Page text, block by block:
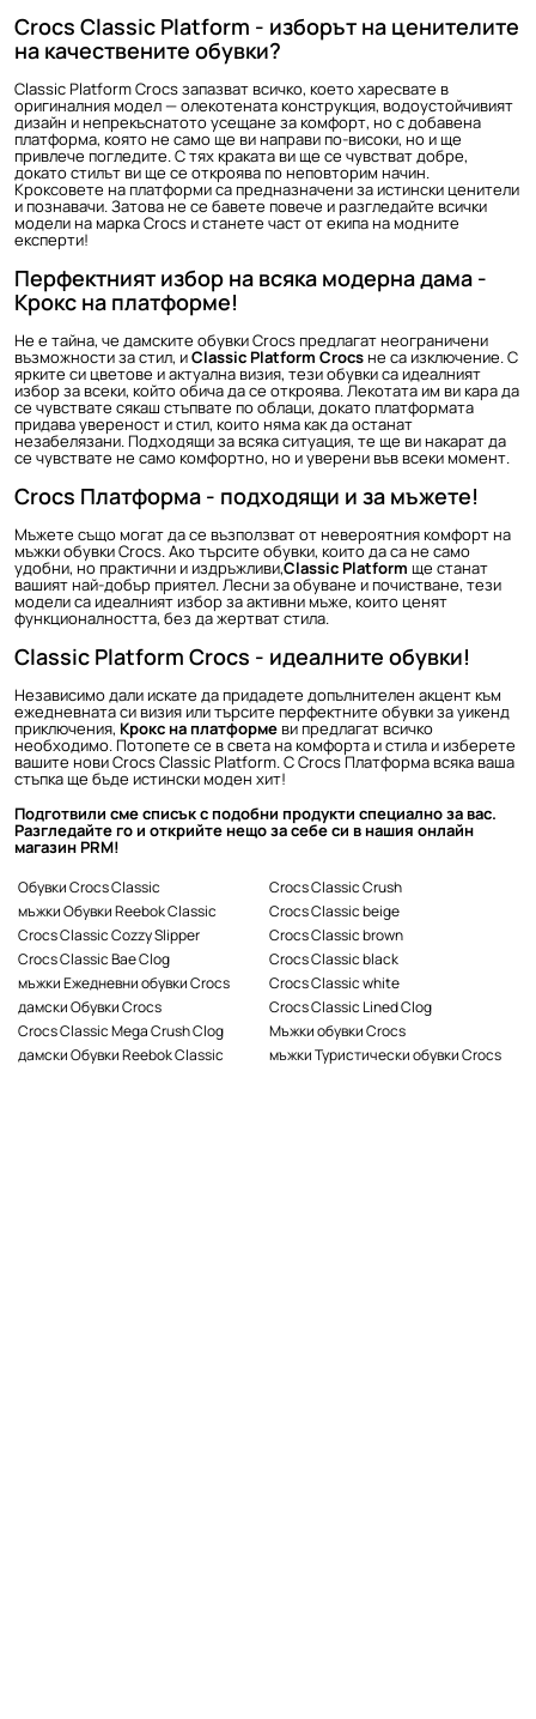
Crocs Classic Platform - изборът на ценителите
на качествените обувки?
Classic Platform Crocs запазват всичко, което харесвате в
оригиналния модел — олекотената конструкция, водоустойчивият
дизайн и непрекъснатото усещане за комфорт, но с добавена
платформа, която не само ще ви направи по-високи, но и ще
привлече погледите. С тях краката ви ще се чувстват добре,
докато стилът ви ще се откроява по неповторим начин.
Кроксовете на платформи са предназначени за истински ценители
и познавачи. Затова не се бавете повече и разгледайте всички
модели намарка Crocsи станете част от екипа на модните
експерти!
Перфектният избор на всяка модерна дама -
Крокс на платформе!
Не е тайна, че дамските обувки Crocsпредлагат неограничени
възможности за стил, иClassic Platform Crocsне са изключение. С
ярките си цветове и актуална визия, тези обувки са идеалният
избор за всеки, който обича да се откроява. Лекотата им ви кара да
се чувствате сякаш стъпвате по облаци, докато платформата
придава увереност и стил, които няма как да останат
незабелязани. Подходящи за всяка ситуация, те ще ви накарат да
се чувствате не само комфортно, но и уверени във всеки момент.
Crocs Платформа - подходящи и за мъжете!
Мъжете също могат да се възползват от невероятния комфорт на
мъжки обувки Crocs. Ако търсите обувки, които да са не само
удобни, но практични и издръжливи,Classic Platform ще станат
вашият най-добър приятел. Лесни за обуване и почистване, тези
модели са идеалният избор за активни мъже, които ценят
функционалността, без да жертват стила.
Classic Platform Crocs - идеалните обувки!
Независимо дали искате да придадете допълнителен акцент към
ежедневната си визия или търсите перфектните обувки за уикенд
приключения, Крокс на платформеви предлагат всичко
необходимо. Потопете се в света на комфорта и стила и изберете
вашите нови Crocs Classic Platform. С Crocs Платформа всяка ваша
стъпка ще бъде истински моден хит!
Подготвили сме списък с подобни продукти специално за вас.
Разгледайте го и открийте нещо за себе си в нашия онлайн
магазин PRM!
Обувки Crocs Classic
Crocs Classic Crush
мъжки Обувки Reebok Classic
Crocs Classic beige
Crocs Classic Cozzy Slipper
Crocs Classic brown
Crocs Classic Bae Clog
Crocs Classic black
мъжки Ежедневни обувки Crocs
Crocs Classic white
дамски Обувки Crocs
Crocs Classic Lined Clog
Crocs Classic Mega Crush Clog
Мъжки обувки Crocs
дамски Обувки Reebok Classic
мъжки Туристически обувки Crocs